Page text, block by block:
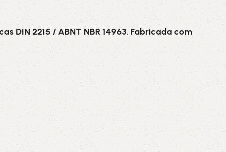
2215 / ABNT NBR 14963. Fabricada com